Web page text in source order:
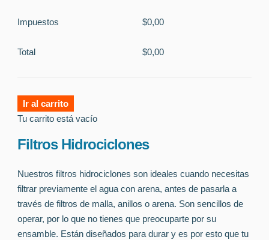
Impuestos $0,00
Total $0,00
Ir al carrito
Tu carrito está vacío
Filtros Hidrociclones
Nuestros filtros hidrociclones son ideales cuando necesitas
filtrar previamente el agua con arena, antes de pasarla a
través de filtros de malla, anillos o arena. Son sencillos de
operar, por lo que no tienes que preocuparte por su
ensamble. Están diseñados para durar y es por esto que tu